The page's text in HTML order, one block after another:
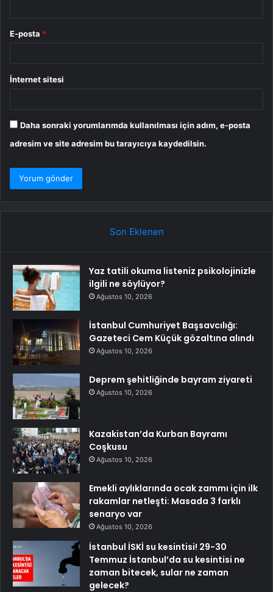
E-posta *
İnternet sitesi
Daha sonraki yorumlarımda kullanılması için adım, e-posta
adresim ve site adresim bu tarayıcıya kaydedilsin.
Son Eklenen
Yaz tatili okuma listeniz psikolojinizle
ilgili ne söylüyor?
Ağustos 10, 2026
İstanbul Cumhuriyet Başsavcılığı:
Gazeteci Cem Küçük gözaltına alındı
Ağustos 10, 2026
Deprem şehitliğinde bayram ziyareti
Ağustos 10, 2026
Kazakistan’da Kurban Bayramı
Coşkusu
Ağustos 10, 2026
Emekli aylıklarında ocak zammı için ilk
rakamlar netleşti: Masada 3 farklı
senaryo var
Ağustos 10, 2026
İstanbul İSKİ su kesintisi! 29-30
Temmuz İstanbul’da su kesintisi ne
zaman bitecek, sular ne zaman
gelecek?